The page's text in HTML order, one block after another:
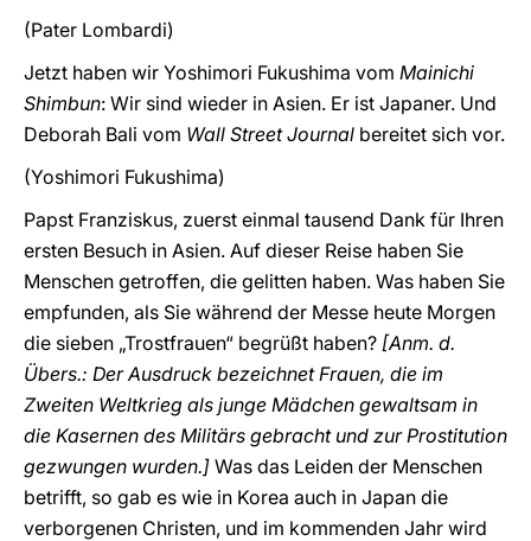
(Pater Lombardi)
Jetzt haben wir Yoshimori Fukushima vom Mainichi
Shimbun: Wir sind wieder in Asien. Er ist Japaner. Und
Deborah Bali vom Wall Street Journal bereitet sich vor.
(Yoshimori Fukushima)
Papst Franziskus, zuerst einmal tausend Dank für Ihren
ersten Besuch in Asien. Auf dieser Reise haben Sie
Menschen getroffen, die gelitten haben. Was haben Sie
empfunden, als Sie während der Messe heute Morgen
die sieben „Trostfrauen“ begrüßt haben? [Anm. d.
Übers.: Der Ausdruck bezeichnet Frauen, die im
Zweiten Weltkrieg als junge Mädchen gewaltsam in
die Kasernen des Militärs gebracht und zur Prostitution
gezwungen wurden.] Was das Leiden der Menschen
betrifft, so gab es wie in Korea auch in Japan die
verborgenen Christen, und im kommenden Jahr wird